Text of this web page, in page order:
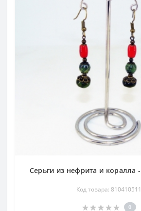
Серьги из нефрита и коралла
Код товара: 810410511
0